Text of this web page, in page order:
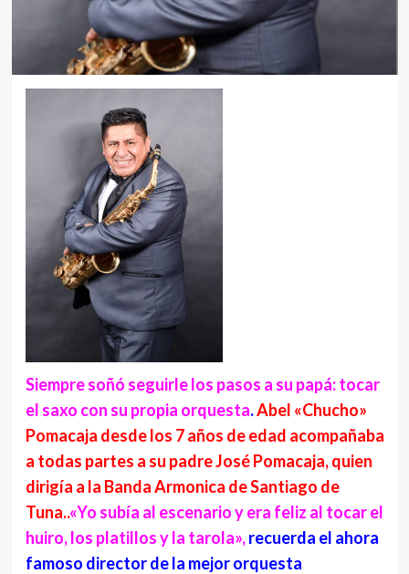
Siempre soñó seguirle los pasos a su papá: tocar
el saxo con su propia orquesta.Abel «Chucho»
Pomacaja desde los 7 años de edad acompañaba
a todas partes a su padre José Pomacaja, quien
dirigía a la Banda Armonica de Santiago de
Tuna..«Yo subía al escenario y era feliz al tocar el
huiro, los platillos y la tarola»,recuerda el ahora
famoso director de la mejor orquesta